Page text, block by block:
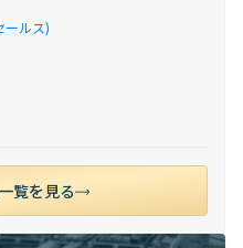
ールス)
覧を見る